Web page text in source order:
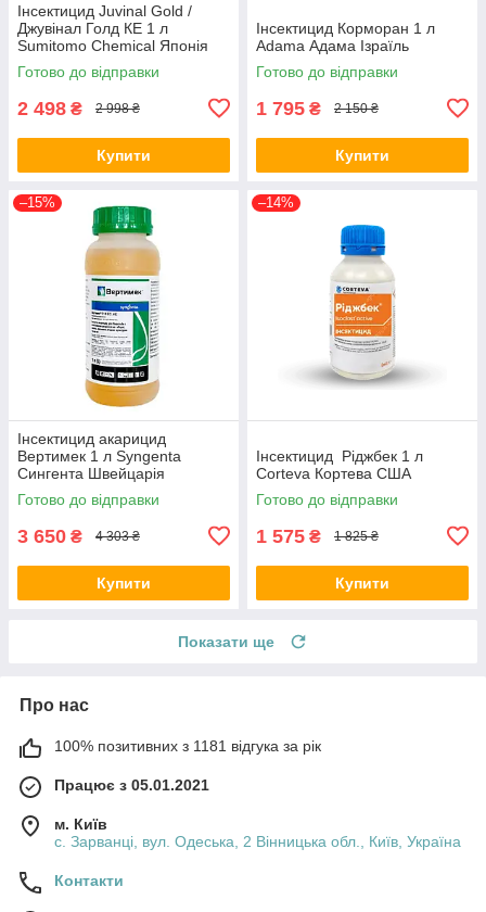
Інсектицид Juvinal Gold /
Джувінал Голд КЕ 1 л
Sumitomo Chemical Японія
Готово до відправки
2 498 ₴ 2 998 ₴
Купити
Інсектицид Корморан 1 л
Аdama Адама Ізраїль
Готово до відправки
1 795 ₴ 2 150 ₴
Купити
–15%
Інсектицид акарицид
Вертимек 1 л Syngenta
Сингента Швейцарія
Готово до відправки
3 650 ₴ 4 303 ₴
Купити
–14%
Інсектицид Ріджбек 1 л
Corteva Кортева США
Готово до відправки
1 575 ₴ 1 825 ₴
Купити
Показати ще
Про нас
100% позитивних з 1181 відгука за рік
Працює з 05.01.2021
м. Київ
с. Зарванці, вул. Одеська, 2 Вінницька обл., Київ, Україна
Контакти